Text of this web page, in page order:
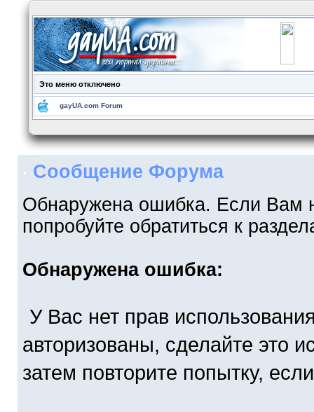
Это меню отключено
gayUA.com Forum
Сообщение Форума
Обнаружена ошибка. Если Вам
попробуйте обратиться к
Обнаружена ошибка:
У Вас нет прав
авторизованы, сделайте это
затем повторите попытку,